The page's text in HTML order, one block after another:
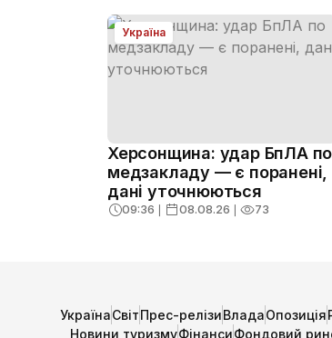
Україна
Херсонщина: удар БпЛА по
медзакладу — є поранені,
дані уточнюються
09:36 ❘ 08.08.26 ❘ 73
УкраїнаСвітПрес-релізиВладаОпозиція
Новини туризмуФінансиФондовий